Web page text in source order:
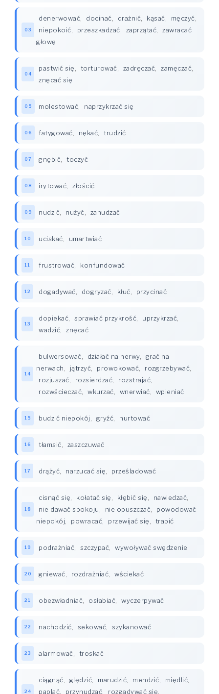
03
denerwować, docinać, drażnić, kąsać, męczyć,
niepokoić, przeszkadzać, zaprzątać,
zawracać
głowę
04
pastwić się, torturować, zadręczać, zamęczać,
znęcać się
05 molestować, naprzykrzać się
06 fatygować, nękać, trudzić
07 gnębić, toczyć
08 irytować, złościć
09 nudzić, nużyć, zanudzać
10 uciskać, umartwiać
11 frustrować, konfundować
12 dogadywać, dogryzać, kłuć, przycinać
13
dopiekać, sprawiać przykrość, uprzykrzać,
wadzić, znęcać
14
bulwersować, działać na nerwy,
grać na
nerwach, jątrzyć, prowokować, rozgrzebywać,
rozjuszać, rozsierdzać, rozstrajać,
rozwścieczać, wkurzać, wnerwiać, wpieniać
15 budzić niepokój, gryźć, nurtować
16 tłamsić, zaszczuwać
17 drążyć, narzucać się, prześladować
18
cisnąć się, kołatać się, kłębić się, nawiedzać,
nie dawać spokoju, nie opuszczać,
powodować
niepokój, powracać, przewijać się, trapić
19 podrażniać, szczypać, wywoływać swędzenie
20 gniewać, rozdrażniać, wściekać
21 obezwładniać, osłabiać, wyczerpywać
22 nachodzić, sekować, szykanować
23 alarmować, troskać
24
ciągnąć, ględzić, marudzić, mendzić, międlić,
paplać, przynudzać, rozgadywać się,